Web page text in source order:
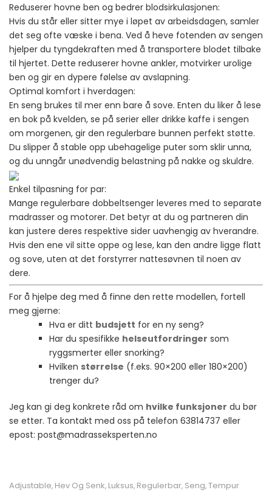
Reduserer hovne ben og bedrer blodsirkulasjonen:
Hvis du står eller sitter mye i løpet av arbeidsdagen, samler
det seg ofte væske i bena. Ved å heve fotenden av sengen
hjelper du tyngdekraften med å transportere blodet tilbake
til hjertet. Dette reduserer hovne ankler, motvirker urolige
ben og gir en dypere følelse av avslapning.
Optimal komfort i hverdagen:
En seng brukes til mer enn bare å sove. Enten du liker å lese
en bok på kvelden, se på serier eller drikke kaffe i sengen
om morgenen, gir den regulerbare bunnen perfekt støtte.
Du slipper å stable opp ubehagelige puter som sklir unna,
og du unngår unødvendig belastning på nakke og skuldre.
Enkel tilpasning for par:
Mange regulerbare dobbeltsenger leveres med to separate
madrasser og motorer. Det betyr at du og partneren din
kan justere deres respektive sider uavhengig av hverandre.
Hvis den ene vil sitte oppe og lese, kan den andre ligge flatt
og sove, uten at det forstyrrer nattesøvnen til noen av
dere.
For å hjelpe deg med å finne den rette modellen, fortell
meg gjerne:
Hva er ditt budsjett for en ny seng?
Har du spesifikke helseutfordringer som
ryggsmerter eller snorking?
Hvilken størrelse (f.eks. 90×200 eller 180×200)
trenger du?
Jeg kan gi deg konkrete råd om hvilke funksjoner du bør
se etter. Ta kontakt med oss på telefon 63814737 eller
epost: post@madrasseksperten.no
Adjustable, Hev Og Senk, Luksus, Regulerbar, Seng,Tempur